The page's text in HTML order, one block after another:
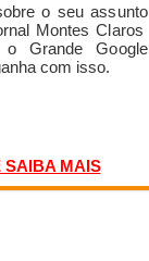
o seu assunto
Montes Claros
Grande Google
com isso.
SAIBA MAIS